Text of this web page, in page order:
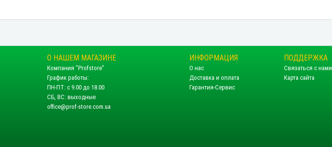
О НАШЕМ МАГАЗИНЕ
Компания "Profstore"
График работы:
ПН-ПТ: с 9.00 до 18.00
СБ, ВС: выходные
office@prof-store.com.ua
ИНФОРМАЦИЯ
О нас
Доставка и оплата
Гарантия-Сервис
ПОДДЕРЖКА
Связаться с нами
Карта сайта